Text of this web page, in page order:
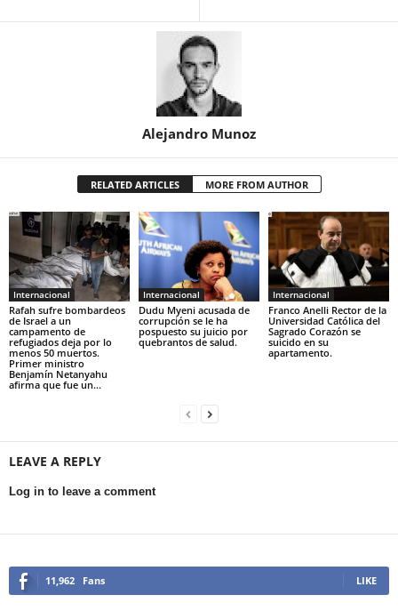
Alejandro Munoz
RELATED ARTICLES MORE FROM AUTHOR
Internacional
Rafah sufre bombardeos
de Israel a un
campamento de
refugiados deja por lo
menos 50 muertos.
Primer ministro
Benjamín Netanyahu
afirma que fue un...
Internacional
Dudu Myeni acusada de
corrupción se le ha
pospuesto su juicio por
quebrantos de salud.
Internacional
Franco Anelli Rector de la
Universidad Católica del
Sagrado Corazón se
suicido en su
apartamento.
LEAVE A REPLY
Log in to leave a comment
11,962 Fans LIKE